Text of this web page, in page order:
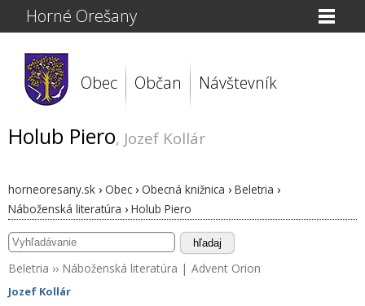
Horné Orešany
Obec Občan Návštevník
Holub Piero, Jozef Kollár
horneoresany.sk › Obec › Obecná knižnica › Beletria ›
Náboženská literatúra › Holub Piero
hľadaj
Beletria ›› Náboženská literatúra | Advent Orion
Jozef Kollár